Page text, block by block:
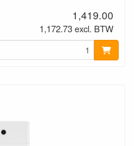
1,419.00
1,172.73 excl. BTW